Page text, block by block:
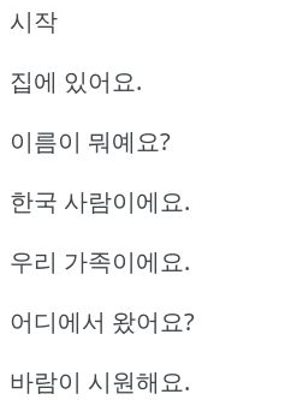
시작
집에 있어요.
이름이 뭐예요?
한국 사람이에요.
우리 가족이에요.
어디에서 왔어요?
바람이 시원해요.